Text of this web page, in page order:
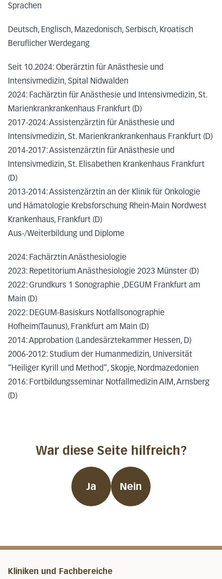
Sprachen
Deutsch, Englisch, Mazedonisch, Serbisch, Kroatisch
Beruflicher Werdegang
Seit 10.2024: Oberärztin für Anästhesie und
Intensivmedizin, Spital Nidwalden
2024: Fachärztin für Anästhesie und Intensivmedizin, St.
Marienkrankrankenhaus Frankfurt (D)
2017-2024: Assistenzärztin für Anästhesie und
Intensivmedizin, St. Marienkrankrankenhaus Frankfurt (D)
2014-2017: Assistenzärztin für Anästhesie und
Intensivmedizin, St. Elisabethen Krankenhaus Frankfurt
(D)
2013-2014: Assistenzärztin an der Klinik für Onkologie
und Hämatologie Krebsforschung Rhein-Main Nordwest
Krankenhaus, Frankfurt (D)
Aus-/Weiterbildung und Diplome
2024: Fachärztin Anästhesiologie
2023: Repetitorium Anästhesiologie 2023 Münster (D)
2022: Grundkurs 1 Sonographie ,DEGUM Frankfurt am
Main (D)
2022: DEGUM-Basiskurs Notfallsonographie
Hofheim(Taunus), Frankfurt am Main (D)
2014: Approbation (Landesärztekammer Hessen, D)
2006-2012: Studium der Humanmedizin, Universität
“Heiliger Kyrill und Method”, Skopje, Nordmazedonien
2016: Fortbildungsseminar Notfallmedizin AIM, Arnsberg
(D)
War diese Seite hilfreich?
Ja Nein
Kliniken und Fachbereiche